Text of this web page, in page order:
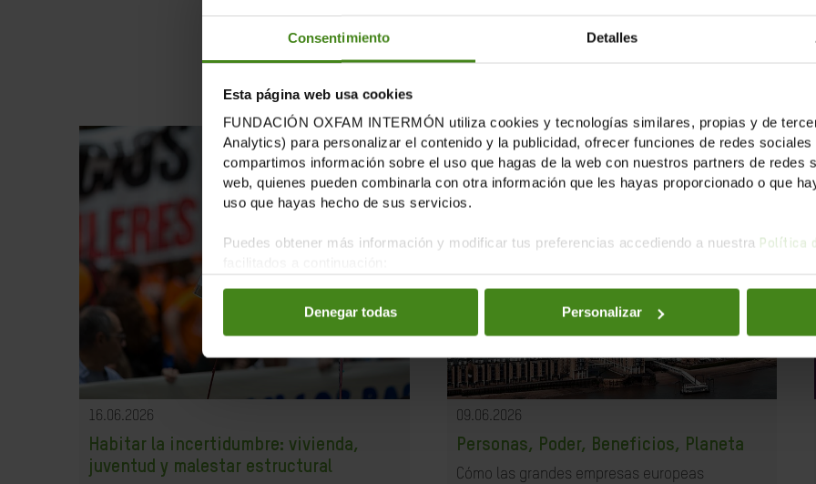
Consentimiento Detalles
Esta página web usa cookies
FUNDACIÓN OXFAM INTERMÓN utiliza cookies y tecnologías similares, propias y de
Analytics) para personalizar el contenido y la publicidad, ofrecer funciones de redes
compartimos información sobre el uso que hagas de la web con nuestros partners de redes
web, quienes pueden combinarla con otra información que les hayas proporcionado o que
uso que hayas hecho de sus servicios.
Puedes obtener más información y modificar tus preferencias accediendo a nuestra Política
Denegar todas Personalizar
PUBLICACIONES
16.06.2026
Habitar la incertidumbre: vivienda,
juventud y malestar estructural
09.06.2026
Personas, Poder, Beneficios, Planeta
Cómo las grandes empresas europeas